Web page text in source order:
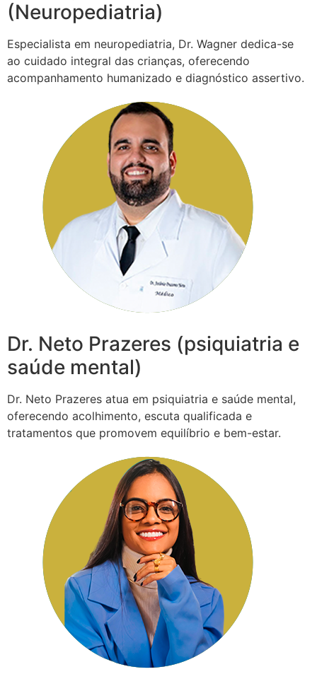
(Neuropediatria)
Especialista em neuropediatria, Dr. Wagner dedica-se
ao cuidado integral das crianças, oferecendo
acompanhamento humanizado e diagnóstico assertivo.
Dr. Neto Prazeres (psiquiatria e
saúde mental)
Dr. Neto Prazeres atua em psiquiatria e saúde mental,
oferecendo acolhimento, escuta qualificada e
tratamentos que promovem equilíbrio e bem-estar.